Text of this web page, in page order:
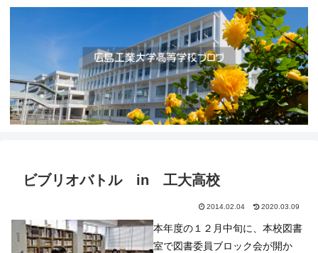
ビブリオバトル in 工大高校
2014.02.04 2020.03.09
本年度の１２月中旬に、本校図書
室で図書委員ブロック会が開か